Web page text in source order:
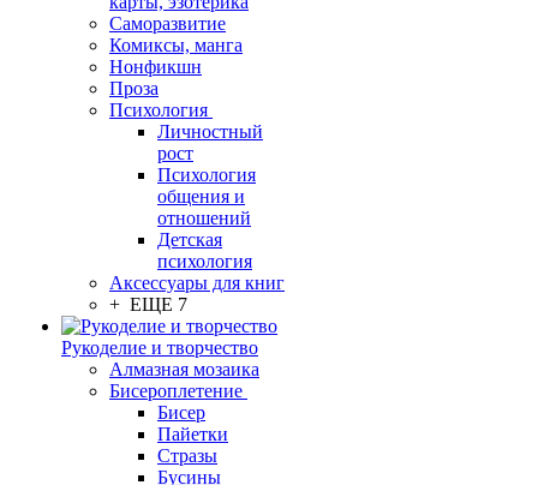
Саморазвитие
Комиксы, манга
Нонфикшн
Проза
Психология
Личностный
рост
Психология
общения и
отношений
Детская
психология
Аксессуары для книг
+ ЕЩЕ 7
Рукоделие и творчество
Алмазная мозаика
Бисероплетение
Бисер
Пайетки
Стразы
Бусины